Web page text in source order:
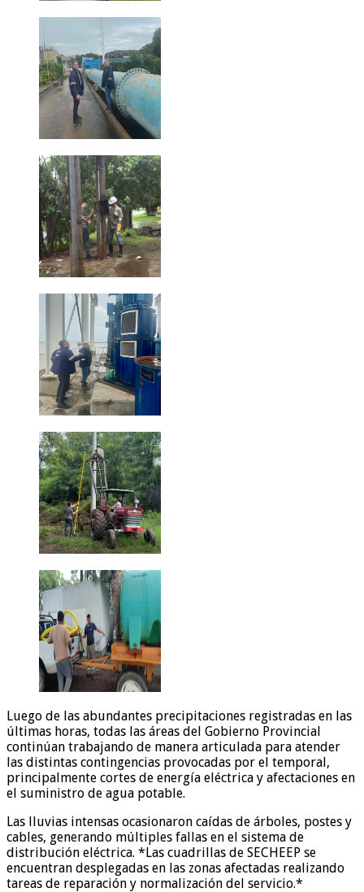
Luego de las abundantes precipitaciones registradas en las
últimas horas, todas las áreas del Gobierno Provincial
continúan trabajando de manera articulada para atender
las distintas contingencias provocadas por el temporal,
principalmente cortes de energía eléctrica y afectaciones en
el suministro de agua potable.
Las lluvias intensas ocasionaron caídas de árboles, postes y
cables, generando múltiples fallas en el sistema de
distribución eléctrica. *Las cuadrillas de SECHEEP se
encuentran desplegadas en las zonas afectadas realizando
tareas de reparación y normalización del servicio.*